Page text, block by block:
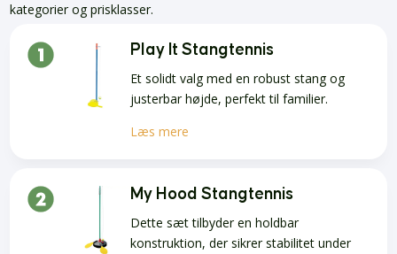
kategorier og prisklasser.
Play It Stangtennis
Et solidt valg med en robust stang og
justerbar højde, perfekt til familier.
Læs mere
My Hood Stangtennis
Dette sæt tilbyder en holdbar
konstruktion, der sikrer stabilitet under